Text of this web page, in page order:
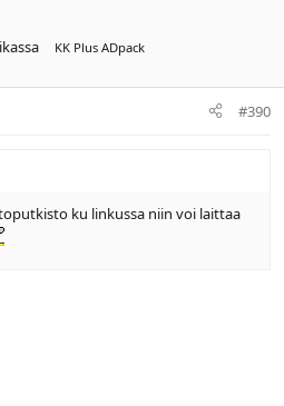
KK Plus ADpack
#390
ku linkussa niin voi laittaa